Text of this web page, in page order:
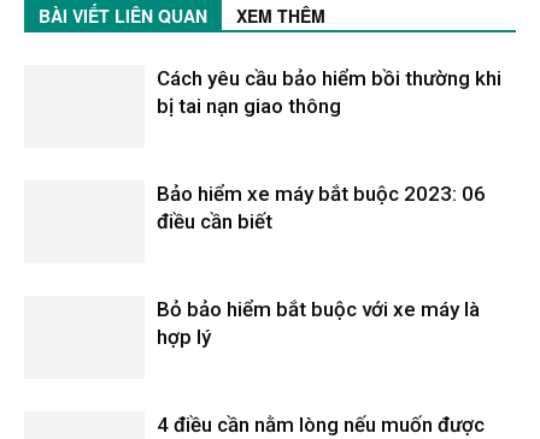
BÀI VIẾT LIÊN QUAN XEM THÊM
Cách yêu cầu bảo hiểm bồi thường khi
bị tai nạn giao thông
Bảo hiểm xe máy bắt buộc 2023: 06
điều cần biết
Bỏ bảo hiểm bắt buộc với xe máy là
hợp lý
4 điều cần nằm lòng nếu muốn được